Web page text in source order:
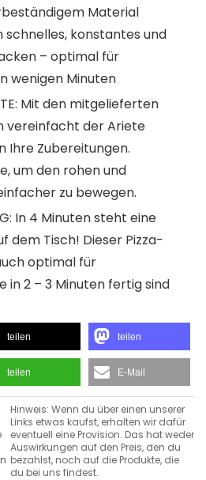
Material
konstantes und
– optimal für
wenigen Minuten
Mit den mitgelieferten
vereinfacht der Ariete
Ihre Zubereitungen.
um den rohen und
zu bewegen.
In 4 Minuten steht eine
dem Tisch! Dieser Pizza-
optimal für
in 2 – 3 Minuten fertig sind
teilen teilen
teilen E-Mail
Hinweis: Wenn du über einen unserer
Links etwas kaufst, erhalten wir dafür
eventuell eine Provision. Das hat weder
Auswirkungen auf den Preis, den du
bezahlst, noch auf die Produkte, die
du bei uns findest.